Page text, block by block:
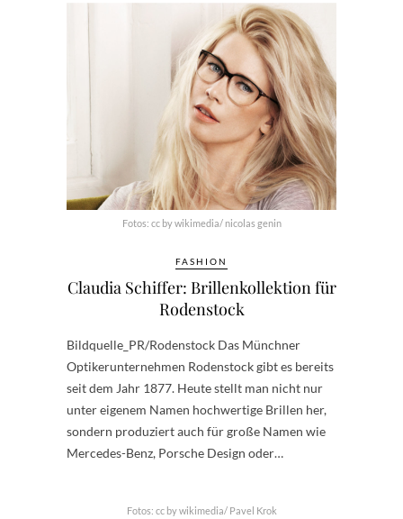
Fotos: cc by wikimedia/ nicolas genin
FASHION
Claudia Schiffer: Brillenkollektion für
Rodenstock
Bildquelle_PR/Rodenstock Das Münchner
Optikerunternehmen Rodenstock gibt es bereits
seit dem Jahr 1877. Heute stellt man nicht nur
unter eigenem Namen hochwertige Brillen her,
sondern produziert auch für große Namen wie
Mercedes-Benz, Porsche Design oder…
Fotos: cc by wikimedia/ Pavel Krok